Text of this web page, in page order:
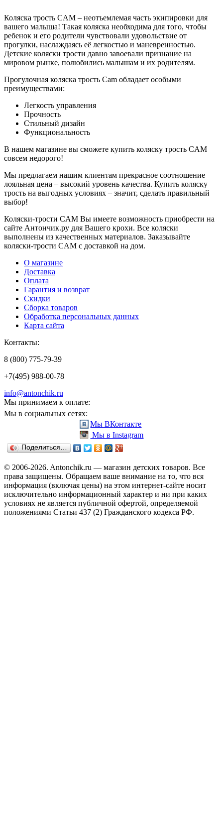
Коляска трость CAM – неотъемлемая часть экипировки для
вашего малыша! Такая коляска необходима для того, чтобы
ребенок и его родители чувствовали удовольствие от
прогулки, наслаждаясь её легкостью и маневренностью.
Детские коляски трости давно завоевали признание на
мировом рынке, полюбились малышам и их родителям.
Прогулочная коляска трость Саm обладает особыми
преимуществами:
Легкость управления
Прочность
Стильный дизайн
Функциональность
В нашем магазине вы сможете купить коляску трость CAM
совсем недорого!
Мы предлагаем нашим клиентам прекрасное соотношение
лояльная цена – высокий уровень качества. Купить коляску
трость на выгодных условиях – значит, сделать правильный
выбор!
Коляски-трости CAM Вы имеете возможность приобрести на
сайте Антончик.ру для Вашего крохи. Все коляски
выполнены из качественных материалов. Заказывайте
коляски-трости CAM с доставкой на дом.
О магазине
Доставка
Оплата
Гарантия и возврат
Скидки
Сборка товаров
Обработка персональных данных
Карта сайта
Контакты:
8 (800) 775-79-39
+7(495) 988-00-78
info@antonchik.ru
Мы принимаем к оплате:
Мы в социальных сетях:
Мы ВКонтакте
Мы в Instagram
Поделиться…
© 2006-2026. Antonchik.ru — магазин детских товаров. Все
права защищены. Обращаем ваше внимание на то, что вся
информация (включая цены) на этом интернет-сайте носит
исключительно информационный характер и ни при каких
условиях не является публичной офертой, определяемой
положениями Статьи 437 (2) Гражданского кодекса РФ.